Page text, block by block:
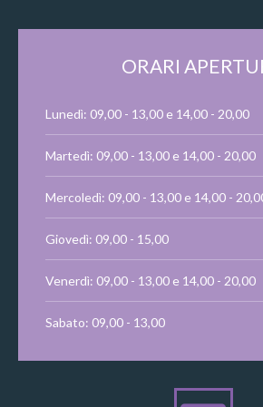
ORARI
Lunedì: 09,00 - 13,00 e 14,00 - 20,00
Martedì: 09,00 - 13,00 e 14,00 - 20,00
Mercoledì: 09,00 - 13,00 e 14,00 -
Giovedì: 09,00 - 15,00
Venerdì: 09,00 - 13,00 e 14,00 - 20,00
Sabato: 09,00 - 13,00